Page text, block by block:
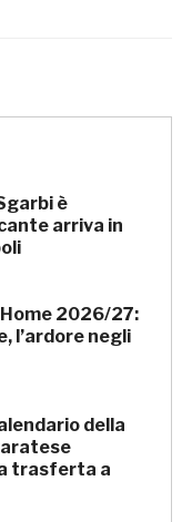
è
arriva in
2026/27:
l’ardore negli
della
trasferta a